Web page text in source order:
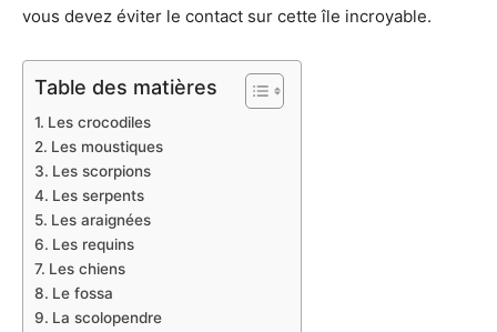
vous devez éviter le contact sur cette île incroyable.
Table des matières
Les crocodiles
Les moustiques
Les scorpions
Les serpents
Les araignées
Les requins
Les chiens
Le fossa
La scolopendre